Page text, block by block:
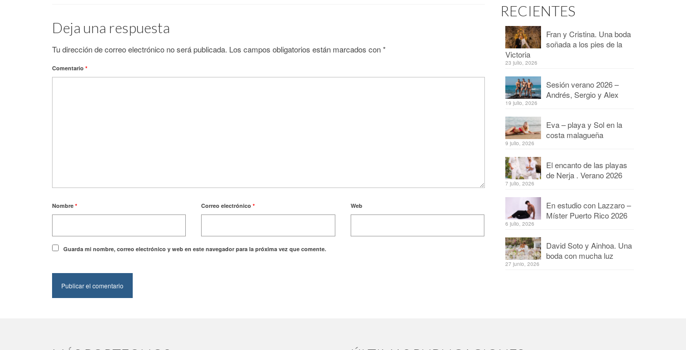
Deja una respuesta
Tu dirección de correo electrónico no será publicada. Los campos obligatorios están marcados con*
Comentario *
Nombre * Correo electrónico* Web
Guarda mi nombre, correo electrónico y web en este navegador para la próxima vez que comente.
RECIENTES
Fran y Cristina. Una boda
soñada a los pies de la
Victoria
23 julio, 2026
Sesión verano 2026 –
Andrés, Sergio y Alex
19 julio, 2026
Eva – playa y Sol en la
costa malagueña
9 julio, 2026
El encanto de las playas
de Nerja . Verano 2026
7 julio, 2026
En estudio con Lazzaro –
Míster Puerto Rico 2026
6 julio, 2026
David Soto y Ainhoa. Una
boda con mucha luz
27 junio, 2026